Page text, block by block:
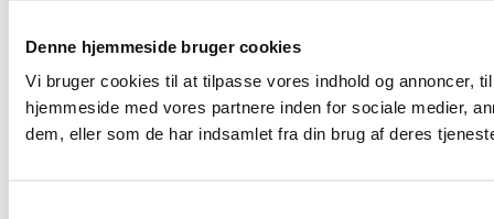
Denne hjemmeside bruger cookies
Vi bruger cookies til at tilpasse vores indhold og annoncer,
hjemmeside med vores partnere inden for sociale medier,
dem, eller som de har indsamlet fra din brug af deres